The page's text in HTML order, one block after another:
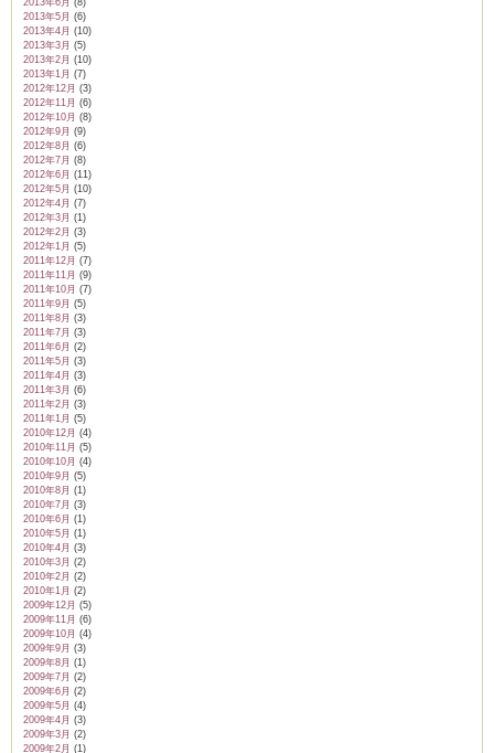
2013年5月 (6)
2013年4月 (10)
2013年3月 (5)
2013年2月 (10)
2013年1月 (7)
2012年12月 (3)
2012年11月 (6)
2012年10月 (8)
2012年9月 (9)
2012年8月 (6)
2012年7月 (8)
2012年6月 (11)
2012年5月 (10)
2012年4月 (7)
2012年3月 (1)
2012年2月 (3)
2012年1月 (5)
2011年12月 (7)
2011年11月 (9)
2011年10月 (7)
2011年9月 (5)
2011年8月 (3)
2011年7月 (3)
2011年6月 (2)
2011年5月 (3)
2011年4月 (3)
2011年3月 (6)
2011年2月 (3)
2011年1月 (5)
2010年12月 (4)
2010年11月 (5)
2010年10月 (4)
2010年9月 (5)
2010年8月 (1)
2010年7月 (3)
2010年6月 (1)
2010年5月 (1)
2010年4月 (3)
2010年3月 (2)
2010年2月 (2)
2010年1月 (2)
2009年12月 (5)
2009年11月 (6)
2009年10月 (4)
2009年9月 (3)
2009年8月 (1)
2009年7月 (2)
2009年6月 (2)
2009年5月 (4)
2009年4月 (3)
2009年3月 (2)
2009年2月 (1)